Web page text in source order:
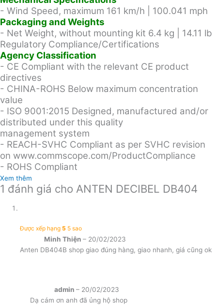
- Wind Speed, maximum 161 km/h | 100.041 mph
Packaging and Weights
- Net Weight, without mounting kit 6.4 kg | 14.11 lb
Regulatory Compliance/Certifications
Agency Classification
- CE Compliant with the relevant CE product
directives
- CHINA-ROHS Below maximum concentration
value
- ISO 9001:2015 Designed, manufactured and/or
distributed under this quality
management system
- REACH-SVHC Compliant as per SVHC revision
on www.commscope.com/ProductCompliance
- ROHS Compliant
Xem thêm
1 đánh giá cho ANTEN DECIBEL DB404
Được xếp hạng5 5 sao
Minh Thiện– 20/02/2023
Anten DB404B shop giao đúng hàng, giao nhanh, giá cũng ok
admin – 20/02/2023
Dạ cám ơn anh đã ủng hộ shop